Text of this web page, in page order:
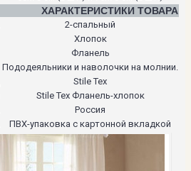
ХАРАКТЕРИСТИКИ ТОВАРА
2-спальный
Хлопок
Фланель
Пододеяльники и наволочки на молнии.
Stile Tex
Stile Tex Фланель-хлопок
Россия
ПВХ-упаковка с картонной вкладкой